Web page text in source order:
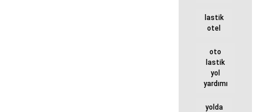
lastik
otel
oto
lastik
yol
yardımı
yolda